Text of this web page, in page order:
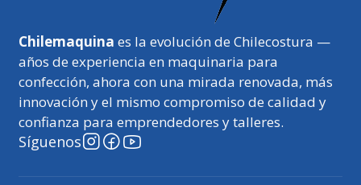
Chilemaquina es la evolución de Chilecostura —
años de experiencia en maquinaria para
confección, ahora con una mirada renovada, más
innovación y el mismo compromiso de calidad y
confianza para emprendedores y talleres.
Síguenos